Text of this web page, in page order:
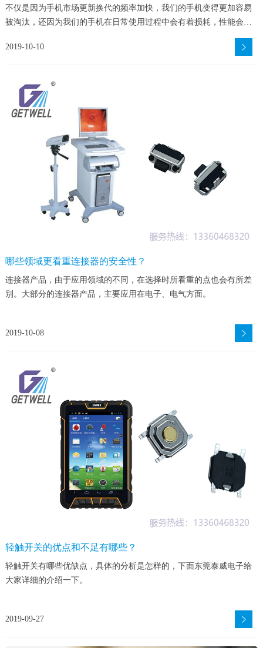
不仅是因为手机市场更新换代的频率加快，我们的手机变得更加容易
被淘汰，还因为我们的手机在日常使用过程中会有着损耗，性能会渐
2019-10-10
哪些领域更看重连接器的安全性？
连接器产品，由于应用领域的不同，在选择时所看重的点也会有所差
别。大部分的连接器产品，主要应用在电子、电气方面。
2019-10-08
轻触开关的优点和不足有哪些？
轻触开关有哪些优缺点，具体的分析是怎样的，下面东莞泰威电子给
大家详细的介绍一下。
2019-09-27